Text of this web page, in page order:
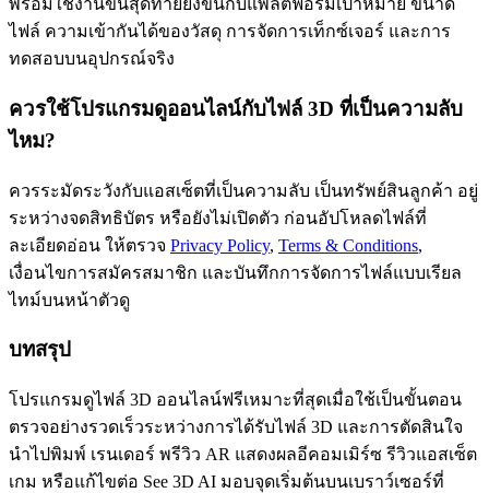
พร้อมใช้งานขั้นสุดท้ายยังขึ้นกับแพลตฟอร์มเป้าหมาย ขนาด
ไฟล์ ความเข้ากันได้ของวัสดุ การจัดการเท็กซ์เจอร์ และการ
ทดสอบบนอุปกรณ์จริง
ควรใช้โปรแกรมดูออนไลน์กับไฟล์ 3D ที่เป็นความลับ
ไหม?
ควรระมัดระวังกับแอสเซ็ตที่เป็นความลับ เป็นทรัพย์สินลูกค้า อยู่
ระหว่างจดสิทธิบัตร หรือยังไม่เปิดตัว ก่อนอัปโหลดไฟล์ที่
ละเอียดอ่อน ให้ตรวจ Privacy Policy, Terms & Conditions,
เงื่อนไขการสมัครสมาชิก และบันทึกการจัดการไฟล์แบบเรียล
ไทม์บนหน้าตัวดู
บทสรุป
โปรแกรมดูไฟล์ 3D ออนไลน์ฟรีเหมาะที่สุดเมื่อใช้เป็นขั้นตอน
ตรวจอย่างรวดเร็วระหว่างการได้รับไฟล์ 3D และการตัดสินใจ
นำไปพิมพ์ เรนเดอร์ พรีวิว AR แสดงผลอีคอมเมิร์ซ รีวิวแอสเซ็ต
เกม หรือแก้ไขต่อ See 3D AI มอบจุดเริ่มต้นบนเบราว์เซอร์ที่